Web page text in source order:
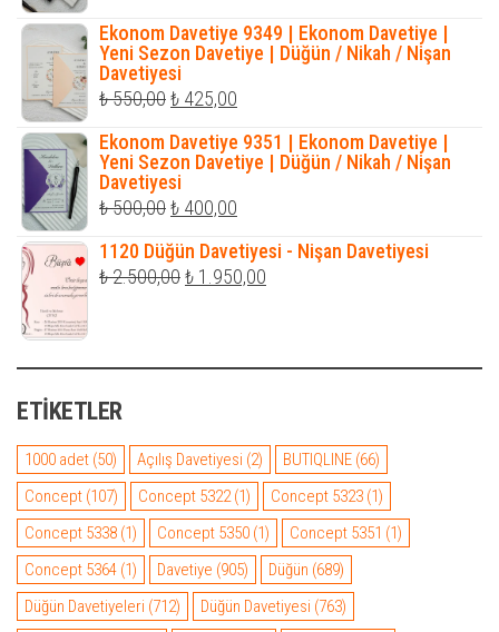
₺ 1.350,00.
andaki
fiyat:
Ekonom Davetiye 9349 | Ekonom Davetiye |
Yeni Sezon Davetiye | Düğün / Nikah / Nişan
Davetiyesi
₺550,00Orijinal
₺ 550,00.
₺ 425,00
fiyat:
Ekonom Davetiye 9351 | Ekonom Davetiye |
Yeni Sezon Davetiye | Düğün / Nikah / Nişan
Davetiyesi
₺500,00Orijinal
fiyat:
₺ 500,00.
₺ 400,00
fiyat:
1120 Düğün Davetiyesi - Nişan Davetiyesi
₺2.500,00Orijinal
₺ 1.950,00
₺ 1.950,00.
ETIKETLER
1000 adet (50) Açılış Davetiyesi (2) BUTIQLINE (66)
Concept (107) Concept 5322(1) Concept 5323 (1)
Concept 5338 (1) Concept 5350 (1) Concept 5351 (1)
Concept 5364 (1) Davetiye (905) Düğün (689)
Düğün Davetiyeleri (712) Düğün Davetiyesi (763)